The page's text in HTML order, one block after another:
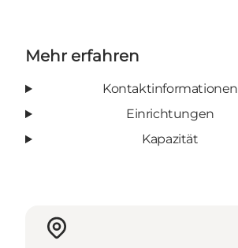
Mehr erfahren
Kontaktinformationen
Einrichtungen
Kapazität